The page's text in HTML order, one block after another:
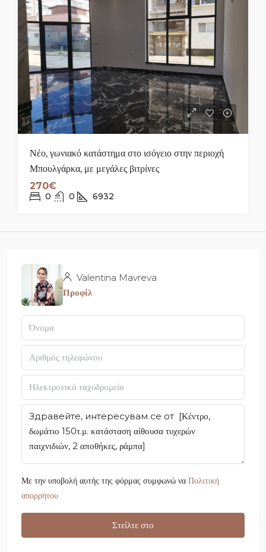
Νέο, γωνιακό κατάστημα στο ισόγειο στην περιοχή
Μπουλγάρκα, με μεγάλες βιτρίνες
270€
0 0 6932
Valentina Mavreva
Προφίλ
Με την υποβολή αυτής της φόρμας συμφωνώ να Πολιτική
απορρήτου
Στείλτε στο